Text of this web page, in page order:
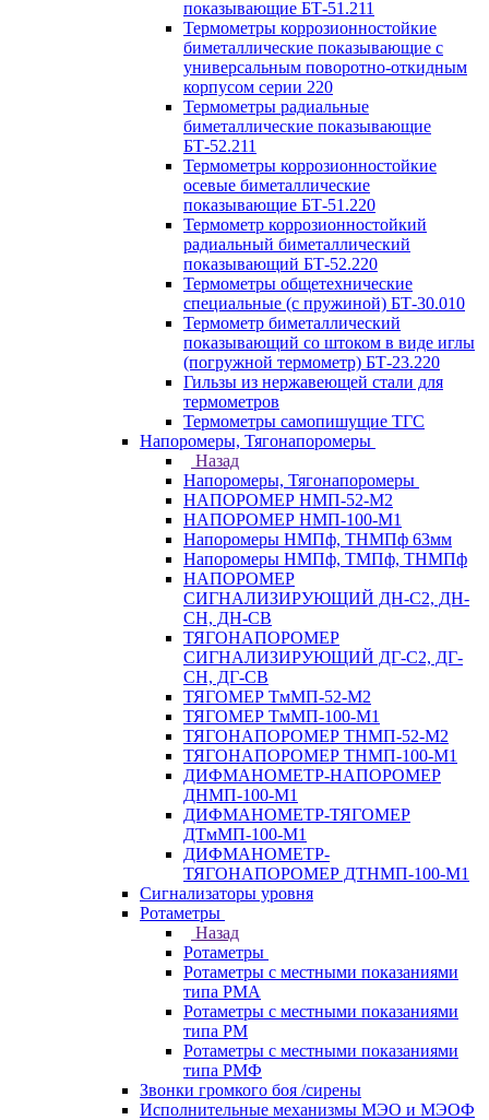
показывающие БТ-51.211
Термометры коррозионностойкие
биметаллические показывающие с
универсальным поворотно-откидным
корпусом серии 220
Термометры радиальные
биметаллические показывающие
БТ-52.211
Термометры коррозионностойкие
осевые биметаллические
показывающие БТ-51.220
Термометр коррозионностойкий
радиальный биметаллический
показывающий БТ-52.220
Термометры общетехнические
специальные (с пружиной) БТ-30.010
Термометр биметаллический
показывающий со штоком в виде иглы
(погружной термометр) БТ-23.220
Гильзы из нержавеющей стали для
термометров
Термометры самопишущие ТГС
Напоромеры, Тягонапоромеры
Назад
Напоромеры, Тягонапоромеры
НАПОРОМЕР НМП-52-М2
НАПОРОМЕР НМП-100-М1
Напоромеры НМПф, ТНМПф 63мм
Напоромеры НМПф, ТМПф, ТНМПф
НАПОРОМЕР
СИГНАЛИЗИРУЮЩИЙ ДН-С2, ДН-
СН, ДН-СВ
ТЯГОНАПОРОМЕР
СИГНАЛИЗИРУЮЩИЙ ДГ-С2, ДГ-
СН, ДГ-СВ
ТЯГОМЕР ТмМП-52-М2
ТЯГОМЕР ТмМП-100-М1
ТЯГОНАПОРОМЕР ТНМП-52-М2
ТЯГОНАПОРОМЕР ТНМП-100-М1
ДИФМАНОМЕТР-НАПОРОМЕР
ДНМП-100-М1
ДИФМАНОМЕТР-ТЯГОМЕР
ДТмМП-100-М1
ДИФМАНОМЕТР-
ТЯГОНАПОРОМЕР ДТНМП-100-М1
Сигнализаторы уровня
Ротаметры
Назад
Ротаметры
Ротаметры с местными показаниями
типа РМА
Ротаметры с местными показаниями
типа РМ
Ротаметры с местными показаниями
типа РМФ
Звонки громкого боя /сирены
Исполнительные механизмы МЭО и МЭОФ